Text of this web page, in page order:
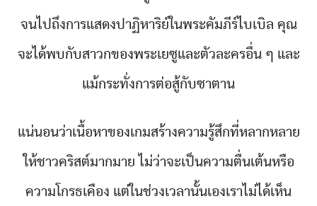
จนไปถึงการแสดงปาฏิหาริย์ในพระคัมภีร์ไบเบิล คุณ
จะได้พบกับสาวกของพระเยซูและตัวละครอื่น ๆ และ
แม้กระทั่งการต่อสู้กับซาตาน
แน่นอนว่าเนื้อหาของเกมสร้างความรู้สึกที่หลากหลาย
ให้ชาวคริสต์มากมาย ไม่ว่าจะเป็นความตื่นเต้นหรือ
ความโกรธเคือง แต่ในช่วงเวลานั้นเองเราไม่ได้เห็น